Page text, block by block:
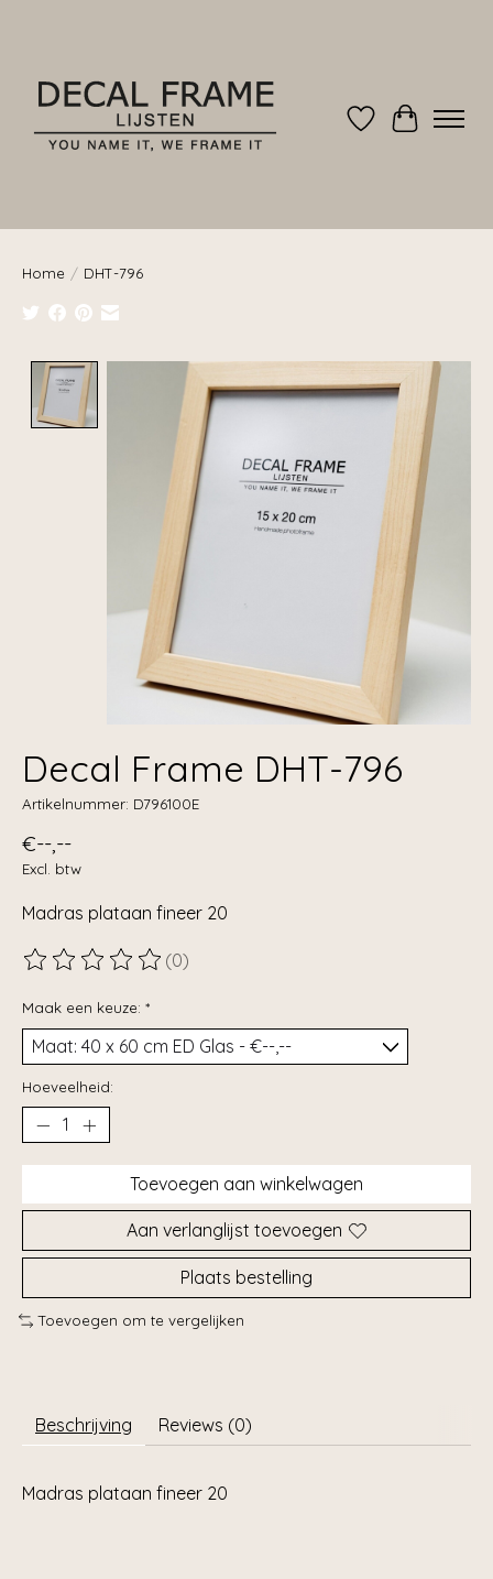
Verlanglijst
Home / DHT-796
Product image slideshow Items
Decal Frame DHT-796
Artikelnummer: D796100E
€--,--
Excl. btw
Madras plataan fineer 20
De beoordeling van dit product is
(0)
Maak een keuze: *
Hoeveelheid:
Toevoegen aan winkelwagen
Aan verlanglijst toevoegen
Plaats bestelling
Toevoegen om te vergelijken
Beschrijving Reviews (0)
Madras plataan fineer 20